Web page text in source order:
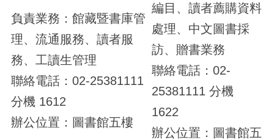
負責業務：館藏暨書庫管
理、流通服務、讀者服
務、工讀生管理
聯絡電話：02-25381111
分機 1612
辦公位置：圖書館五樓
編目、讀者薦購資料
處理、中文圖書採
訪、贈書業務
聯絡電話：02-
25381111 分機
1622
辦公位置：圖書館五